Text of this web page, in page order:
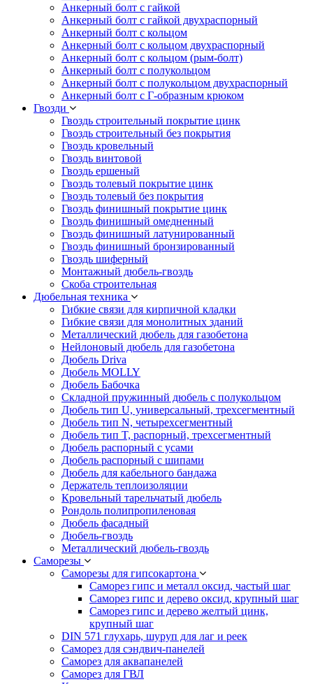
Анкерный болт с гайкой
Анкерный болт с гайкой двухраспорный
Анкерный болт с кольцом
Анкерный болт с кольцом двухраспорный
Анкерный болт с кольцом (рым-болт)
Анкерный болт с полукольцом
Анкерный болт с полукольцом двухраспорный
Анкерный болт с Г-образным крюком
Гвозди
Гвоздь строительный покрытие цинк
Гвоздь строительный без покрытия
Гвоздь кровельный
Гвоздь винтовой
Гвоздь ершеный
Гвоздь толевый покрытие цинк
Гвоздь толевый без покрытия
Гвоздь финишный покрытие цинк
Гвоздь финишный омедненный
Гвоздь финишный латунированный
Гвоздь финишный бронзированный
Гвоздь шиферный
Монтажный дюбель-гвоздь
Скоба строительная
Дюбельная техника
Гибкие связи для кирпичной кладки
Гибкие связи для монолитных зданий
Металлический дюбель для газобетона
Нейлоновый дюбель для газобетона
Дюбель Driva
Дюбель MOLLY
Дюбель Бабочка
Складной пружинный дюбель с полукольцом
Дюбель тип U, универсальный, трехсегментный
Дюбель тип N, четырехсегментный
Дюбель тип T, распорный, трехсегментный
Дюбель распорный с усами
Дюбель распорный с шипами
Дюбель для кабельного бандажа
Держатель теплоизоляции
Кровельный тарельчатый дюбель
Рондоль полипропиленовая
Дюбель фасадный
Дюбель-гвоздь
Металлический дюбель-гвоздь
Саморезы
Саморезы для гипсокартона
Саморез гипс и металл оксид, частый шаг
Саморез гипс и дерево оксид, крупный шаг
Саморез гипс и дерево желтый цинк,
крупный шаг
DIN 571 глухарь, шуруп для лаг и реек
Саморез для сэндвич-панелей
Саморез для аквапанелей
Саморез для ГВЛ